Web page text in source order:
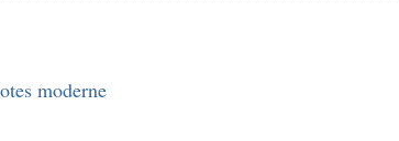
moderne